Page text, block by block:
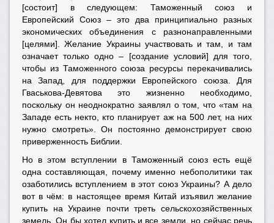
[состоит] в следующем: Таможенный союз и
Европейский Союз – это два принципиально разных
экономических объединения с разнонаправленными
[целями]. Желание Украины участвовать и там, и там
означает только одно – [создание условий] для того,
чтобы из Таможенного союза ресурсы перекачивались
на Запад, для поддержки Европейского союза. Для
Гваськова-Девятова это жизненно необходимо,
поскольку он неоднократно заявлял о том, что «там на
Западе есть некто, кто планирует аж на 500 лет, на них
нужно смотреть». Он постоянно демонстрирует свою
приверженность Библии.
Но в этом вступлении в Таможенный союз есть ещё
одна составляющая, почему именно небополитики так
озаботились вступлением в этот союз Украины? А дело
вот в чём: в настоящее время Китай изъявил желание
купить на Украине почти треть сельскохозяйственных
земель. Он бы хотел купить и все земли, но сейчас речь